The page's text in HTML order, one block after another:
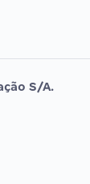
S/A.